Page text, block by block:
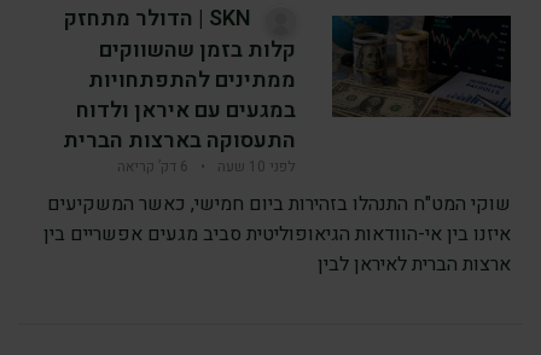
SKN | הדולר מתחזק
קלות בזמן שהשווקים
ממתינים להתפתחויות
במגעים עם איראן ולדוח
התעסוקה בארצות הברית
לפני 10 שעה • 6 דק’ קריאה
שוקי המט"ח התנהלו בזהירות ביום חמישי, כאשר המשקיעים
איזנו בין אי-הוודאות הגיאופוליטית סביב מגעים אפשריים בין
ארצות הברית לאיראן לבין